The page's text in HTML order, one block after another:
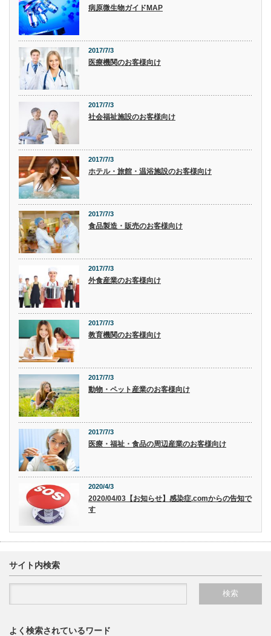
病原微生物ガイドMAP
2017/7/3
医療機関のお客様向け
2017/7/3
社会福祉施設のお客様向け
2017/7/3
ホテル・旅館・温浴施設のお客様向け
2017/7/3
食品製造・販売のお客様向け
2017/7/3
外食産業のお客様向け
2017/7/3
教育機関のお客様向け
2017/7/3
動物・ペット産業のお客様向け
2017/7/3
医療・福祉・食品の周辺産業のお客様向け
2020/4/3
2020/04/03【お知らせ】感染症.comからの告知で
す
サイト内検索
よく検索されているワード